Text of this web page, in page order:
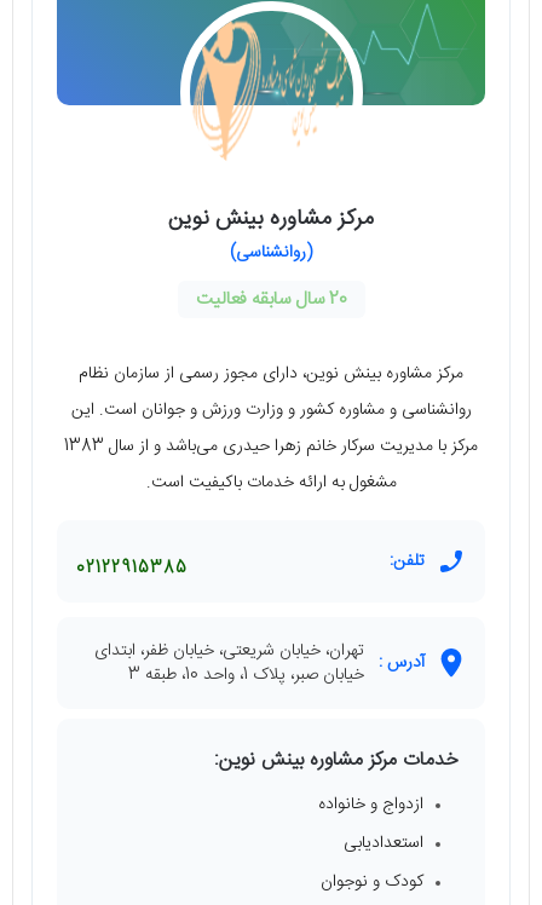
مرکز مشاوره بینش نوین
(روانشناسی)
20 سال سابقه فعالیت
مرکز مشاوره بینش نوین، دارای مجوز رسمی از سازمان نظام
روانشناسی و مشاوره کشور و وزارت ورزش و جوانان است. این
مرکز با مدیریت سرکار خانم زهرا حیدری می‌باشد و از سال 1383
مشغول به ارائه خدمات باکیفیت است.
تلفن: 02122915385
آدرس : تهران، خیابان شریعتی، خیابان ظفر، ابتدای
خیابان صبر، پلاک 1، واحد 10، طبقه 3
خدمات مرکز مشاوره بینش نوین:
ازدواج و خانواده
استعدادیابی
کودک و نوجوان